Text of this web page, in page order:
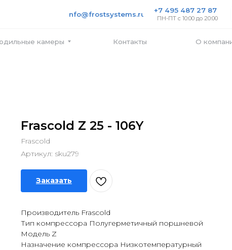
Обратный звонок
+7 495 487 27 87
info@frostsystems.ru
ПН-ПТ с 10:00 до 20:00
Frascold Z 25 - 106Y
Frascold
Артикул: sku279
Заказать
Производитель Frascold
Тип компрессора Полугерметичный поршневой
Модель Z
Назначение компрессора Низкотемпературный